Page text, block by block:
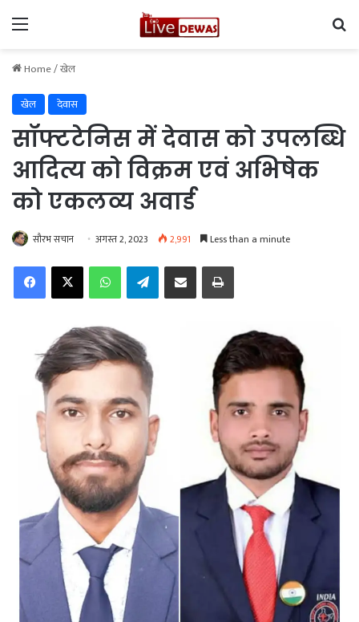
Menu
Home/खेल
खेल
देवास
सॉफ्टटेनिस में देवास को उपलब्धि
आदित्य को विक्रम एवं अभिषेक
को एकलव्य अवार्ड
सौरभ सचान अगस्त 2, 2023 2,991 Less than a minute
FacebookX WhatsAppTelegramShare via Email Print